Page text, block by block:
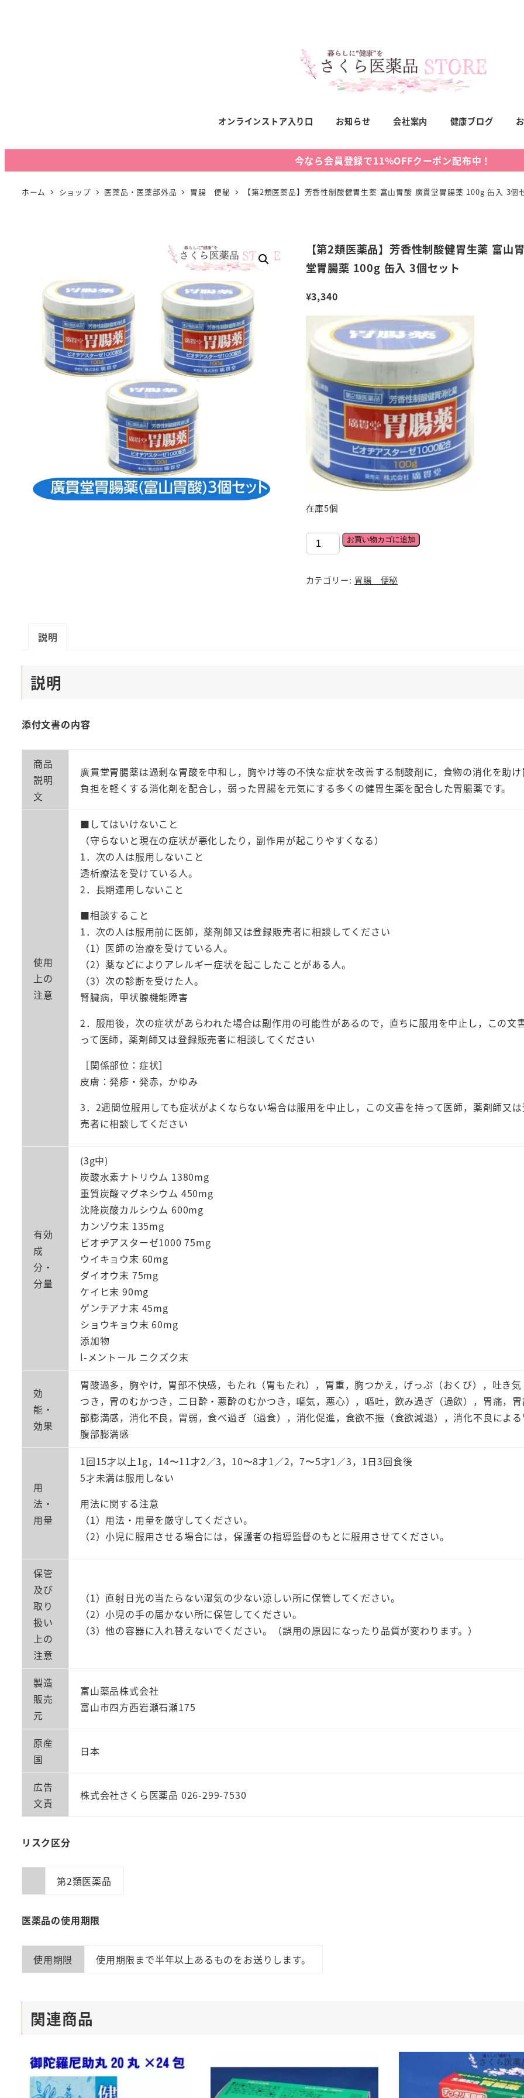
オンラインストア入り口 お知らせ 会社案内 健康ブログ
今なら会員登録で11%OFFクーポン配布中！
ホーム ショップ 医薬品・医薬部外品 胃腸 便秘 【第2類医薬品】芳香性制酸健胃生薬 富山胃酸 廣貫堂胃腸薬 100g 缶入 3個
【第2類医薬品】芳香性制酸健胃生薬 富山
堂胃腸薬 100g 缶入 3個セット
¥3,340
在庫5個
【第
2
類
薬
富
酸
薬
缶
個
セ
ッ
お買い物カゴに追加
カテゴリー: 胃腸 便秘
説明
説明
添付文書の内容
商品
説明
文
廣貫堂胃腸薬は過剰な胃酸を中和し，胸やけ等の不快な症状を改善する制酸剤に，食物の消化を助
負担を軽くする消化剤を配合し，弱った胃腸を元気にする多くの健胃生薬を配合した胃腸薬です。
使用
上の
注意
■してはいけないこと
（守らないと現在の症状が悪化したり，副作用が起こりやすくなる）
1．次の人は服用しないこと
透析療法を受けている人。
2．長期連用しないこと
■相談すること
1．次の人は服用前に医師，薬剤師又は登録販売者に相談してください
（1）医師の治療を受けている人。
（2）薬などによりアレルギー症状を起こしたことがある人。
（3）次の診断を受けた人。
腎臓病，甲状腺機能障害
2．服用後，次の症状があらわれた場合は副作用の可能性があるので，直ちに服用を中止し，この文
って医師，薬剤師又は登録販売者に相談してください
［関係部位：症状］
皮膚：発疹・発赤，かゆみ
3．2週間位服用しても症状がよくならない場合は服用を中止し，この文書を持って医師，薬剤師又
売者に相談してください
有効
成
分・
分量
(3g中)
炭酸水素ナトリウム 1380mg
重質炭酸マグネシウム 450mg
沈降炭酸カルシウム 600mg
カンゾウ末 135mg
ビオヂアスターゼ1000 75mg
ウイキョウ末 60mg
ダイオウ末 75mg
ケイヒ末 90mg
ゲンチアナ末 45mg
ショウキョウ末 60mg
添加物
l-メントール ニクズク末
効
能・
効果
胃酸過多，胸やけ，胃部不快感，もたれ（胃もたれ），胃重，胸つかえ，げっぷ（おくび），吐き
つき，胃のむかつき，二日酔・悪酔のむかつき，嘔気，悪心），嘔吐，飲み過ぎ（過飲），胃痛，
部膨満感，消化不良，胃弱，食べ過ぎ（過食），消化促進，食欲不振（食欲減退），消化不良によ
腹部膨満感
用
法・
用量
1回15才以上1g，14〜11才2／3，10〜8才1／2，7〜5才1／3，1日3回食後
5才未満は服用しない
用法に関する注意
（1）用法・用量を厳守してください。
（2）小児に服用させる場合には，保護者の指導監督のもとに服用させてください。
保管
及び
取り
扱い
上の
注意
（1）直射日光の当たらない湿気の少ない涼しい所に保管してください。
（2）小児の手の届かない所に保管してください。
（3）他の容器に入れ替えないでください。（誤用の原因になったり品質が変わります。）
製造
販売
元
富山薬品株式会社
富山市四方西岩瀬石瀬175
原産
国
日本
広告
文責
株式会社さくら医薬品 026-299-7530
リスク区分
第2類医薬品
医薬品の使用期限
使用期限 使用期限まで半年以上あるものをお送りします。
関連商品